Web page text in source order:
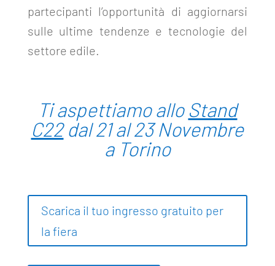
partecipanti l’opportunità di aggiornarsi
sulle ultime tendenze e tecnologie del
settore edile.
Ti aspettiamo allo Stand
C22dal 21 al 23 Novembre
a Torino
Scarica il tuo ingresso gratuito per
la fiera